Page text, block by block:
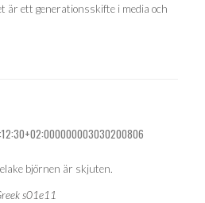
är ett generationsskifte i media och
björnen är skjuten.
s01e11